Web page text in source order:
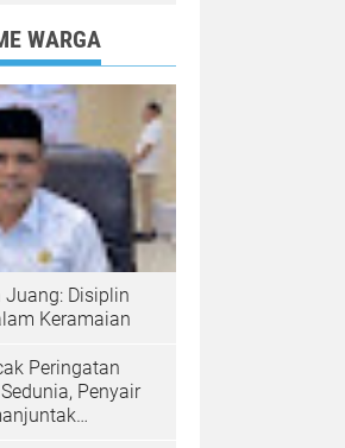
WARGA
Disiplin
Keramaian
Peringatan
Penyair